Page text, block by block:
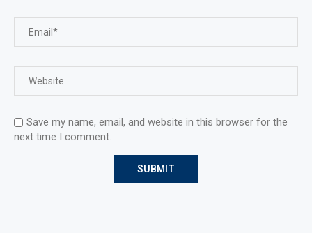
Save my name, email, and website in this browser for the
next time I comment.